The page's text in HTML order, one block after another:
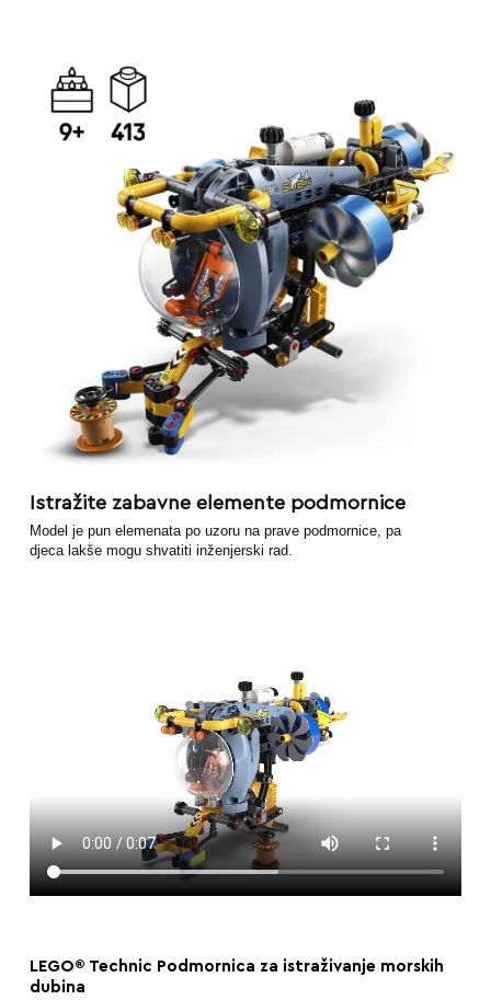
Istražite zabavne elemente podmornice
Model je pun elemenata po uzoru na prave podmornice, pa
djeca lakše mogu shvatiti inženjerski rad.
LEGO® Technic Podmornica za istraživanje morskih
dubina